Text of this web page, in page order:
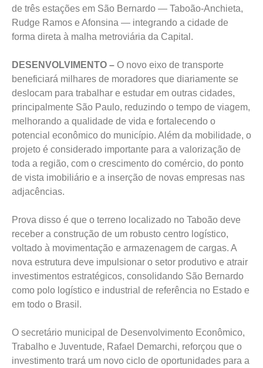
de três estações em São Bernardo — Taboão-Anchieta,
Rudge Ramos e Afonsina — integrando a cidade de
forma direta à malha metroviária da Capital.
DESENVOLVIMENTO – O novo eixo de transporte
beneficiará milhares de moradores que diariamente se
deslocam para trabalhar e estudar em outras cidades,
principalmente São Paulo, reduzindo o tempo de viagem,
melhorando a qualidade de vida e fortalecendo o
potencial econômico do município. Além da mobilidade, o
projeto é considerado importante para a valorização de
toda a região, com o crescimento do comércio, do ponto
de vista imobiliário e a inserção de novas empresas nas
adjacências.
Prova disso é que o terreno localizado no Taboão deve
receber a construção de um robusto centro logístico,
voltado à movimentação e armazenagem de cargas. A
nova estrutura deve impulsionar o setor produtivo e atrair
investimentos estratégicos, consolidando São Bernardo
como polo logístico e industrial de referência no Estado e
em todo o Brasil.
O secretário municipal de Desenvolvimento Econômico,
Trabalho e Juventude, Rafael Demarchi, reforçou que o
investimento trará um novo ciclo de oportunidades para a